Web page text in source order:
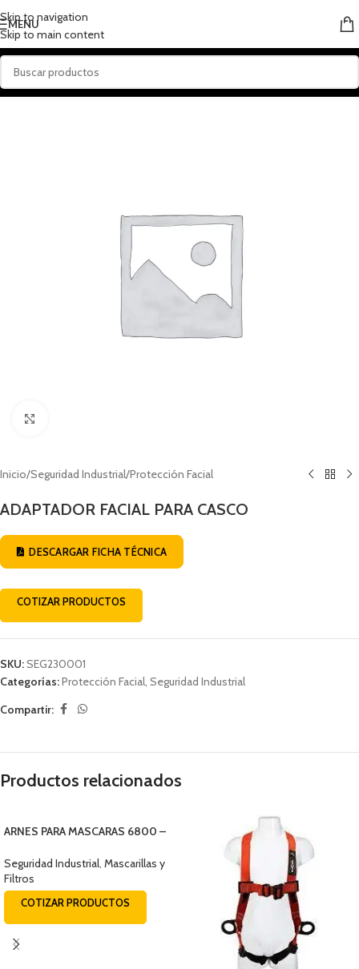
Skip to navigation
Skip to main content
MENU
Inicio/Seguridad Industrial/Protección Facial
ADAPTADOR FACIAL PARA CASCO
DESCARGAR FICHA TÉCNICA
COTIZAR PRODUCTOS
SKU:SEG230001
Categorías:Protección Facial, Seguridad Industrial
Compartir:
Productos relacionados
ARNES PARA MASCARAS 6800 –
Seguridad Industrial Mascarillas y
Filtros
COTIZAR PRODUCTOS